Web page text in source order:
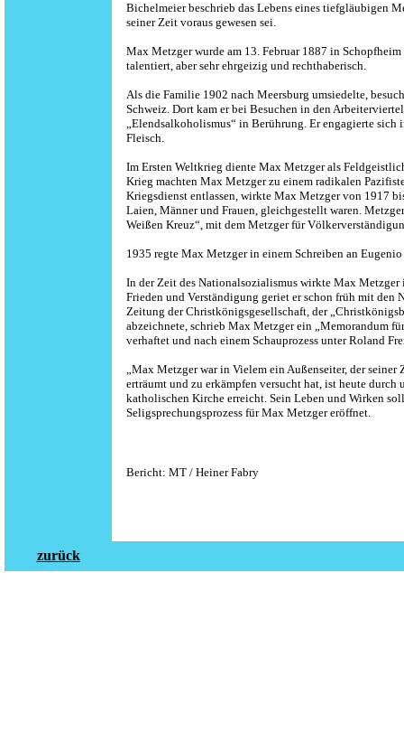
Bichelmeier beschrieb das Lebens eines tiefgläubigen
seiner Zeit voraus gewesen sei.
Max Metzger wurde am 13. Februar 1887 in
talentiert, aber sehr ehrgeizig und rechthaberisch.
Als die Familie 1902 nach Meersburg umsiedelte,
Schweiz. Dort kam er bei Besuchen in den
„Elendsalkoholismus“ in Berührung. Er engagierte
Fleisch.
Im Ersten Weltkrieg diente Max Metzger als
Krieg machten Max Metzger zu einem radikalen
Kriegsdienst entlassen, wirkte Max Metzger von 1917
Laien, Männer und Frauen, gleichgestellt waren.
Weißen Kreuz“, mit dem Metzger für
1935 regte Max Metzger in einem Schreiben an
In der Zeit des Nationalsozialismus wirkte Max
Frieden und Verständigung geriet er schon früh mit
Zeitung der Christkönigsgesellschaft, der
abzeichnete, schrieb Max Metzger ein „Memorandum
verhaftet und nach einem Schauprozess unter Roland
„Max Metzger war in Vielem ein Außenseiter, der
erträumt und zu erkämpfen versucht hat, ist heute
katholischen Kirche erreicht. Sein Leben und Wirken
Seligsprechungsprozess für Max Metzger eröffnet.
Bericht: MT / Heiner Fabry
zurück